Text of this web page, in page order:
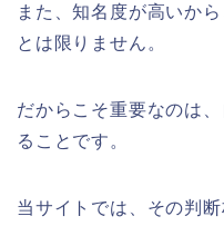
また、知名度が高いか
とは限りません。
だからこそ重要なのは
ることです。
当サイトでは、その判